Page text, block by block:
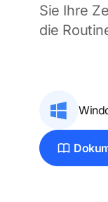
Sie Ihre
die